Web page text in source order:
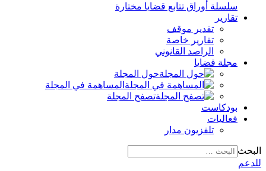
سلسلة أوراق تتابع قضايا مختارة
تقارير
تقدير موقف
تقارير خاصة
الراصد القانوني
مجلة قضايا
حول المجلة
المساهمة في المجلة
تصفح المجلة
بودكاست
فعاليات
تلفزيون مدار
البحث
للدعم